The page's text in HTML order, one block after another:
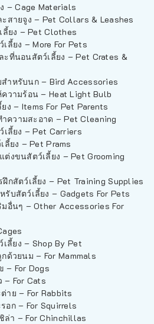
– Cage Materials
สายจูง – Pet Collars & Leashes
ลี้ยง – Pet Clothes
ลี้ยง – More For Pets
ที่นอนสัตว์เลี้ยง – Pet Crates &
ำหรับนก – Bird Accessories
วามร้อน – Heat Light Bulb
ง – Items For Pet Parents
ความสะอาด – Pet Cleaning
เลี้ยง – Pet Carriers
ลี้ยง – Pet Prams
งขนสัตว์เลี้ยง – Pet Grooming
กสัตว์เลี้ยง – Pet Training Supplies
รับสัตว์เลี้ยง – Gadgets For Pets
อื่นๆ – Other Accessories For
ลี้ยง – Shop By Pet
ด้วยนม – For Mammals
– For Dogs
– For Cats
าย – For Rabbits
อก – For Squirrels
ล่า – For Chinchillas